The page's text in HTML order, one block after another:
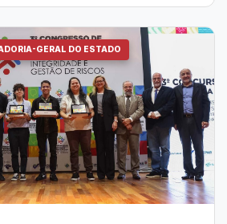
GERAL DO ESTADO